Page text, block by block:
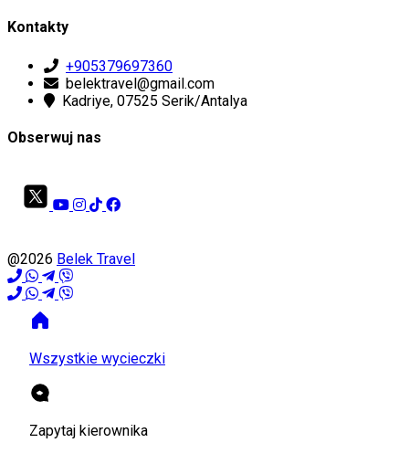
Kontakty
+905379697360
belektravel@gmail.com
Kadriye, 07525 Serik/Antalya
Obserwuj nas
@2026 Belek Travel
Wszystkie wycieczki
Zapytaj kierownika